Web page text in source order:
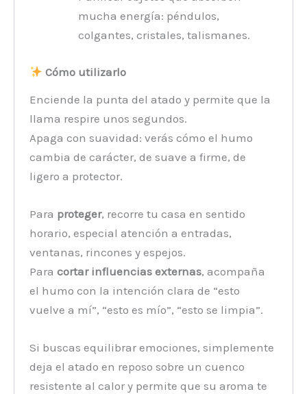
mucha energía: péndulos,
colgantes, cristales, talismanes.
Cómo utilizarlo
Enciende la punta del atado y permite que la
llama respire unos segundos.
Apaga con suavidad: verás cómo el humo
cambia de carácter, de suave a firme, de
ligero a protector.
Para proteger, recorre tu casa en sentido
horario, especial atención a entradas,
ventanas, rincones y espejos.
Paracortar influencias externas, acompaña
el humo con la intención clara de “esto
vuelve a mí”, “esto es mío”, “esto se limpia”.
Si buscas equilibrar emociones, simplemente
deja el atado en reposo sobre un cuenco
resistente al calor y permite que su aroma te